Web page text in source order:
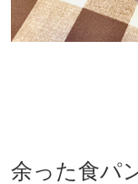
余った食パ